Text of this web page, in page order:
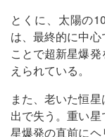
とくに、太陽の
は、最終的に中
ことで超新星爆
えられている。
また、老いた恒
出で失う。重い
星爆発の直前に